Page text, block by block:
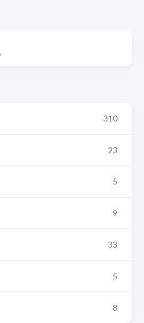
310
23
5
9
33
5
8